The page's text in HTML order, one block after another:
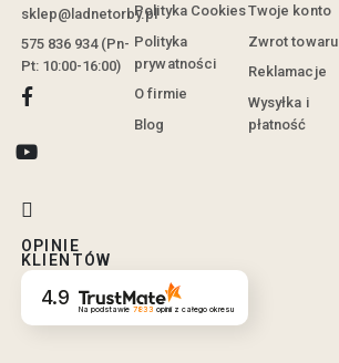
sklep@ladnetorby.pl
575 836 934 (Pn-
Pt: 10:00-16:00)
OPINIE
KLIENTÓW
4.9 Na podstawie 7833 opinii z całego okresu
Polityka Cookies
Polityka
prywatności
O firmie
Blog
Twoje konto
Zwrot towaru
Reklamacje
Wysyłka i
płatność